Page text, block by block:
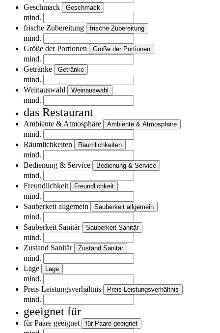
Geschmack
Geschmack
mind.
frische Zubereitung
frische Zubereitung
mind.
Größe der Portionen
Größe der Portionen
mind.
Getränke
Getränke
mind.
Weinauswahl
Weinauswahl
mind.
das Restaurant
Ambiente & Atmosphäre Ambiente & Atmosphäre
mind.
Räumlichkeiten
Räumlichkeiten
mind.
Bedienung & Service
Bedienung & Service
mind.
Freundlichkeit
Freundlichkeit
mind.
Sauberkeit allgemein
Sauberkeit allgemein
mind.
Sauberkeit Sanitär
Sauberkeit Sanitär
mind.
Zustand Sanitär
Zustand Sanitär
mind.
Lage
Lage
mind.
Preis-Leistungsverhältnis
Preis-Leistungsverhältnis
mind.
geeignet für
für Paare geeignet für Paare geeignet